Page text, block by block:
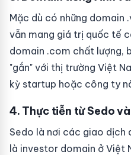
Mặc dù có những domain
vẫn mang giá trị quốc tế
domain .com chất lượng,
"gắn" với thị trường Việt
kỳ startup hoặc công ty
4. Thực tiễn từ Sedo
Sedo là nơi các giao dịch
là investor domain ở Việt